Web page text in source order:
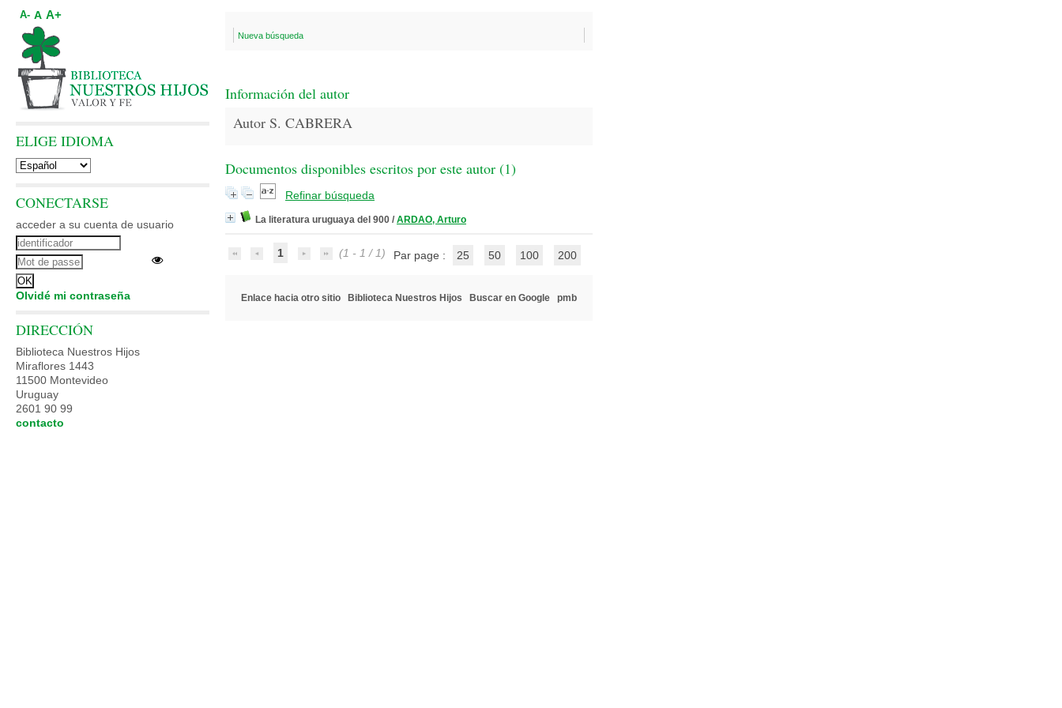
Nueva búsqueda
Información del autor
Autor S. CABRERA
Documentos disponibles escritos por este autor (1)
Refinar búsqueda
La literatura uruguaya del 900 / ARDAO, Arturo
1 (1 - 1 / 1) Par page : 25 50 100 200
Enlace hacia otro sitio Biblioteca Nuestros Hijos Buscar en Google pmb
A- A A+
ELIGE IDIOMA
CONECTARSE
acceder a su cuenta de usuario
Olvidé mi contraseña
DIRECCIÓN
Biblioteca Nuestros Hijos
Miraflores 1443
11500 Montevideo
Uruguay
2601 90 99
contacto